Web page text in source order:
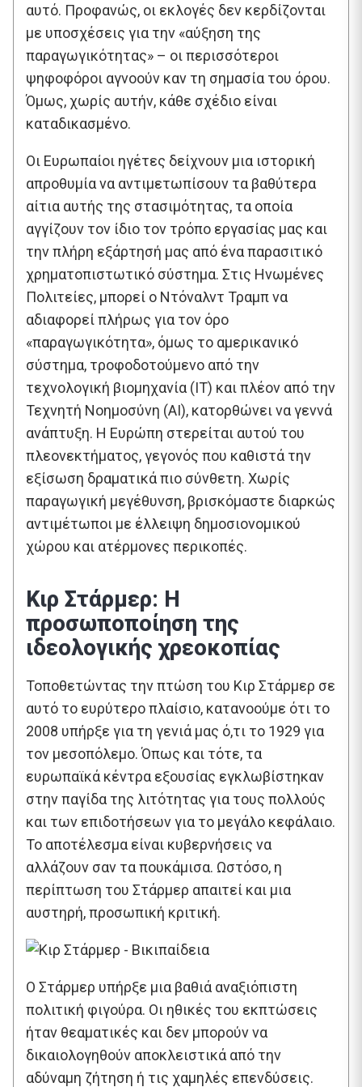
αυτό. Προφανώς, οι εκλογές δεν κερδίζονται
με υποσχέσεις για την «αύξηση της
παραγωγικότητας» – οι περισσότεροι
ψηφοφόροι αγνοούν καν τη σημασία του όρου.
Όμως, χωρίς αυτήν, κάθε σχέδιο είναι
καταδικασμένο.
Οι Ευρωπαίοι ηγέτες δείχνουν μια ιστορική
απροθυμία να αντιμετωπίσουν τα βαθύτερα
αίτια αυτής της στασιμότητας, τα οποία
αγγίζουν τον ίδιο τον τρόπο εργασίας μας και
την πλήρη εξάρτησή μας από ένα παρασιτικό
χρηματοπιστωτικό σύστημα. Στις Ηνωμένες
Πολιτείες, μπορεί ο Ντόναλντ Τραμπ να
αδιαφορεί πλήρως για τον όρο
«παραγωγικότητα», όμως το αμερικανικό
σύστημα, τροφοδοτούμενο από την
τεχνολογική βιομηχανία (IT) και πλέον από την
Τεχνητή Νοημοσύνη (AI), κατορθώνει να γεννά
ανάπτυξη. Η Ευρώπη στερείται αυτού του
πλεονεκτήματος, γεγονός που καθιστά την
εξίσωση δραματικά πιο σύνθετη. Χωρίς
παραγωγική μεγέθυνση, βρισκόμαστε διαρκώς
αντιμέτωποι με έλλειψη δημοσιονομικού
χώρου και ατέρμονες περικοπές.
Κιρ Στάρμερ: Η
προσωποποίηση της
ιδεολογικής χρεοκοπίας
Τοποθετώντας την πτώση του Κιρ Στάρμερ σε
αυτό το ευρύτερο πλαίσιο, κατανοούμε ότι το
2008 υπήρξε για τη γενιά μας ό,τι το 1929 για
τον μεσοπόλεμο. Όπως και τότε, τα
ευρωπαϊκά κέντρα εξουσίας εγκλωβίστηκαν
στην παγίδα της λιτότητας για τους πολλούς
και των επιδοτήσεων για το μεγάλο κεφάλαιο.
Το αποτέλεσμα είναι κυβερνήσεις να
αλλάζουν σαν τα πουκάμισα. Ωστόσο, η
περίπτωση του Στάρμερ απαιτεί και μια
αυστηρή, προσωπική κριτική.
Ο Στάρμερ υπήρξε μια βαθιά αναξιόπιστη
πολιτική φιγούρα. Οι ηθικές του εκπτώσεις
ήταν θεαματικές και δεν μπορούν να
δικαιολογηθούν αποκλειστικά από την
αδύναμη ζήτηση ή τις χαμηλές επενδύσεις.